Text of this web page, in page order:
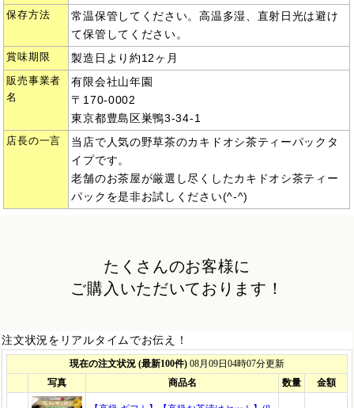
保存方法
常温保管してください。高温多湿、直射日光は避け
て保管してください。
賞味期限 製造日より約12ヶ月
販売事業者
名
有限会社山年園
〒170-0002
東京都豊島区巣鴨3-34-1
店長の一言
当店で人気の野草茶のカキドオシ茶ティーパックタ
イプです。
老舗のお茶屋が厳選し尽くしたカキドオシ茶ティー
パックを是非お試しください(^-^)
たくさんのお客様に
ご購入いただいております！
注文状況をリアルタイムでお伝え！